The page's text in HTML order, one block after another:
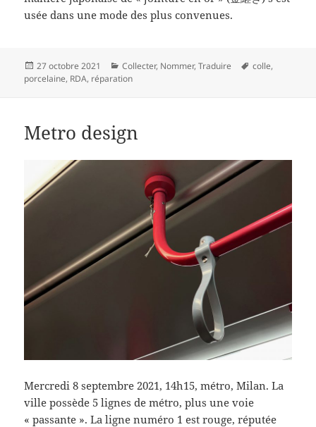
usée dans une mode des plus convenues.
Publié
le
27 octobre 2021 Catégories
Collecter, Nommer,Traduire
Mots-
colle,
porcelaine, RDA, réparation
Metro design
Mercredi 8 septembre 2021, 14h15, métro, Milan. La
ville possède 5 lignes de métro, plus une voie
« passante ». La ligne numéro 1 est rouge, réputée